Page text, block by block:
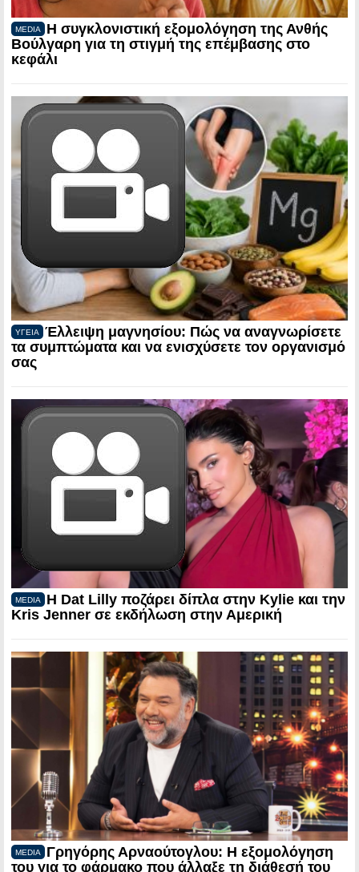
MEDIA
Η συγκλονιστική εξομολόγηση της Ανθής
Βούλγαρη για τη στιγμή της επέμβασης στο
κεφάλι
ΥΓΕΙΑ
Έλλειψη μαγνησίου: Πώς να αναγνωρίσετε
τα συμπτώματα και να ενισχύσετε τον οργανισμό
σας
MEDIA
Η Dat Lilly ποζάρει δίπλα στην Kylie και την
Kris Jenner σε εκδήλωση στην Αμερική
MEDIA
Γρηγόρης Αρναούτογλου: Η εξομολόγηση
του για το φάρμακο που άλλαξε τη διάθεσή του